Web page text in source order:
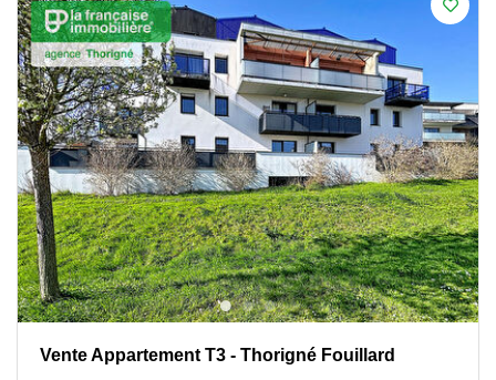
Vente Appartement T3 - Thorigné Fouillard